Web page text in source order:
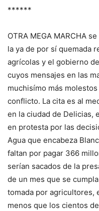
******
OTRA MEGA MARCHA
la ya de por sí quemada
agrícolas y el gobierno
cuyos mensajes en las
muchisímo más
conflicto. La cita es al
en la ciudad de Delicias,
en protesta por las
Agua que encabeza
faltan por pagar 366
serían sacados de la
de un mes que se
tomada por agricultores,
menos que los cientos